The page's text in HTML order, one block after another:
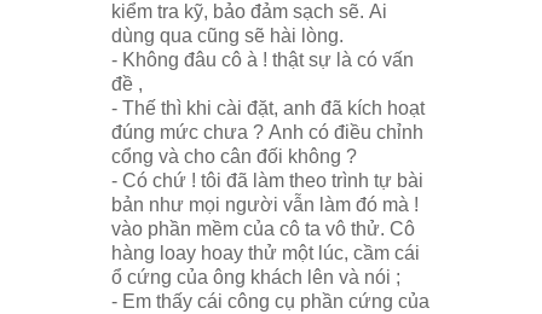
kiểm tra kỹ, bảo đảm sạch sẽ. Ai
dùng qua cũng sẽ hài lòng.
- Không đâu cô à ! thật sự là có vấn
đề ,
- Thế thì khi cài đặt, anh đã kích hoạt
đúng mức chưa ? Anh có điều chỉnh
cổng và cho cân đối không ?
- Có chứ ! tôi đã làm theo trình tự bài
bản như mọi người vẫn làm đó mà !
vào phần mềm của cô ta vô thử. Cô
hàng loay hoay thử một lúc, cầm cái
ổ cứng của ông khách lên và nói ;
- Em thấy cái công cụ phần cứng của